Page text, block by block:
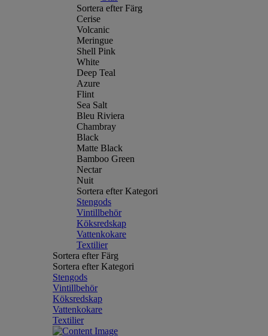
Sortera efter Färg
Cerise
Volcanic
Meringue
Shell Pink
White
Deep Teal
Azure
Flint
Sea Salt
Bleu Riviera
Chambray
Black
Matte Black
Bamboo Green
Nectar
Nuit
Sortera efter Kategori
Stengods
Vintillbehör
Köksredskap
Vattenkokare
Textilier
Sortera efter Färg
Sortera efter Kategori
Stengods
Vintillbehör
Köksredskap
Vattenkokare
Textilier